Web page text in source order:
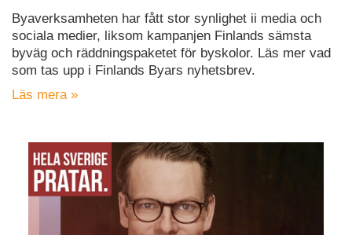
Byaverksamheten har fått stor synlighet ii media och
sociala medier, liksom kampanjen Finlands sämsta
byväg och räddningspaketet för byskolor. Läs mer vad
som tas upp i Finlands Byars nyhetsbrev.
Läs mera »